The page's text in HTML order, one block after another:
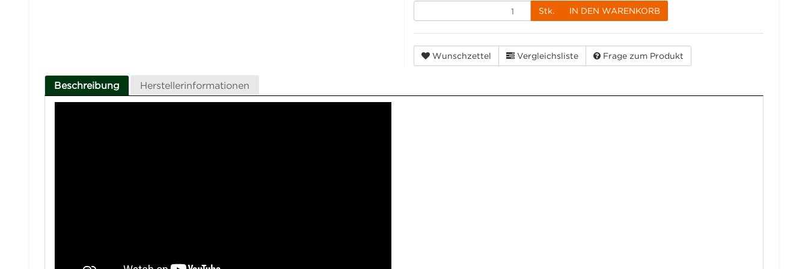
Stk. IN DEN WARENKORB
Wunschzettel Vergleichsliste Frage zum Produkt
Beschreibung Herstellerinformationen